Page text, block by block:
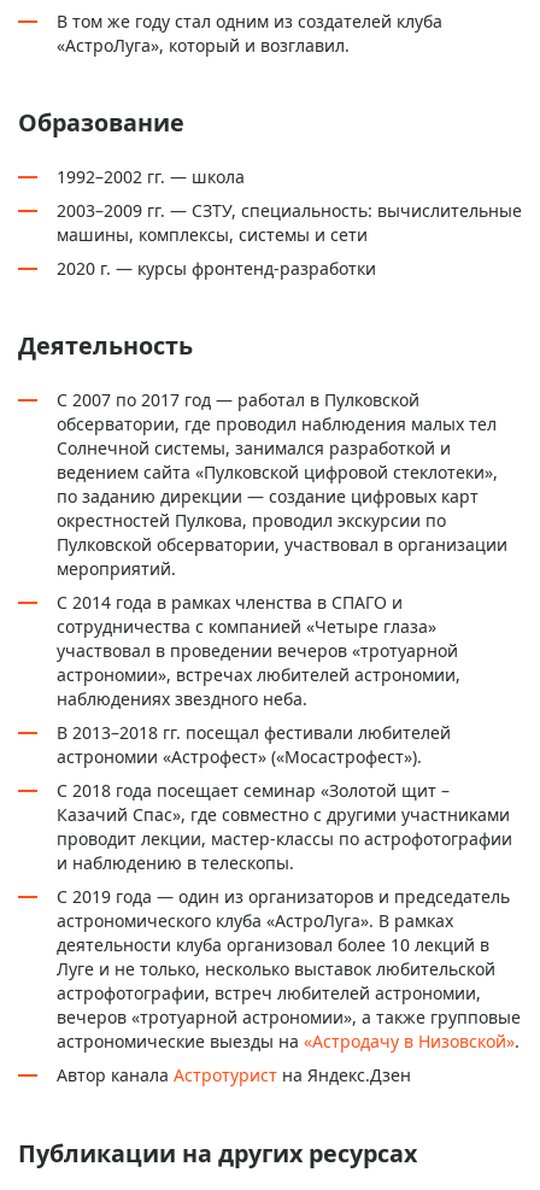
В том же году стал одним из создателей клуба
«АстроЛуга», который и возглавил.
Образование
1992–2002 гг. — школа
2003–2009 гг. — СЗТУ, специальность: вычислительные
машины, комплексы, системы и сети
2020 г. — курсы фронтенд-разработки
Деятельность
С 2007 по 2017 год — работал в Пулковской
обсерватории, где проводил наблюдения малых тел
Солнечной системы, занимался разработкой и
ведением сайта «Пулковской цифровой стеклотеки»,
по заданию дирекции — создание цифровых карт
окрестностей Пулкова, проводил экскурсии по
Пулковской обсерватории, участвовал в организации
мероприятий.
С 2014 года в рамках членства в СПАГО и
сотрудничества с компанией «Четыре глаза»
участвовал в проведении вечеров «тротуарной
астрономии», встречах любителей астрономии,
наблюдениях звездного неба.
В 2013–2018 гг. посещал фестивали любителей
астрономии «Астрофест» («Мосастрофест»).
С 2018 года посещает семинар «Золотой щит –
Казачий Спас», где совместно с другими участниками
проводит лекции, мастер-классы по астрофотографии
и наблюдению в телескопы.
С 2019 года — один из организаторов и председатель
астрономического клуба «АстроЛуга». В рамках
деятельности клуба организовал более 10 лекций в
Луге и не только, несколько выставок любительской
астрофотографии, встреч любителей астрономии,
вечеров «тротуарной астрономии», а также групповые
астрономические выезды на «Астродачу в Низовской».
Автор канала Астротурист на Яндекс.Дзен
Публикации на других ресурсах